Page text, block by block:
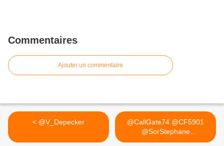
Commentaires
Ajouter un commentaire
< @V_Depecker
@CallGate74 @CF5901
@SorStephane
@CossonPhilippe... >